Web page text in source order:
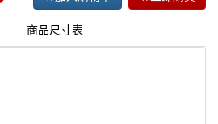
商品尺寸表